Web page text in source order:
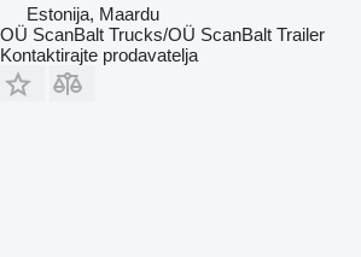
Estonija, Maardu
OÜ ScanBalt Trucks/OÜ ScanBalt Trailer
Kontaktirajte prodavatelja